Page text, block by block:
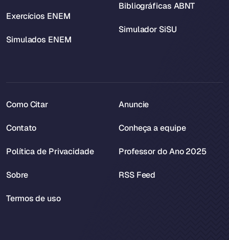
Exercícios ENEM
Simulados ENEM
Bibliográficas ABNT
Simulador SiSU
Como Citar
Contato
Política de Privacidade
Sobre
Termos de uso
Anuncie
Conheça a equipe
Professor do Ano 2025
RSS Feed